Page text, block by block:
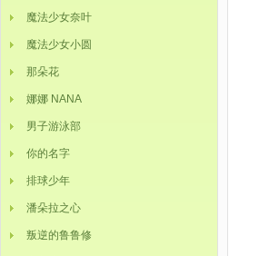
魔法少女奈叶
魔法少女小圆
那朵花
娜娜 NANA
男子游泳部
你的名字
排球少年
潘朵拉之心
叛逆的鲁鲁修